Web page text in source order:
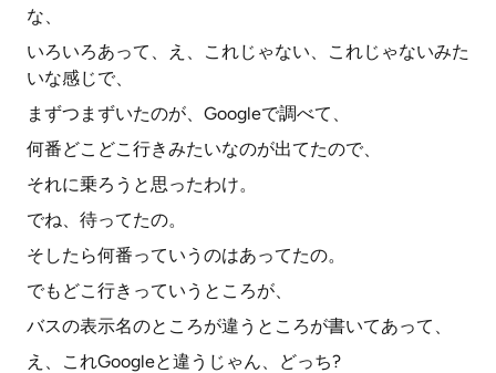
な、
いろいろあって、え、これじゃない、これじゃないみた
いな感じで、
まずつまずいたのが、Googleで調べて、
何番どこどこ行きみたいなのが出てたので、
それに乗ろうと思ったわけ。
でね、待ってたの。
そしたら何番っていうのはあってたの。
でもどこ行きっていうところが、
バスの表示名のところが違うところが書いてあって、
え、これGoogleと違うじゃん、どっち?